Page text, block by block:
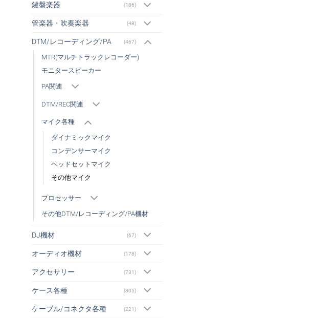
鍵盤楽器 (186)
管楽器・吹奏楽器 (48)
DTM/レコーディング/PA (467)
MTR(マルチトラックレコーダー)
モニタースピーカー
PA関連
DTM/REC関連
マイク各種
ダイナミックマイク
コンデンサーマイク
ヘッドセットマイク
その他マイク
プロセッサー
その他DTM/レコーディング/PA機材
DJ機材 (67)
オーディオ機材 (178)
アクセサリー (731)
ケース各種 (305)
ケーブル/コネクタ各種 (221)